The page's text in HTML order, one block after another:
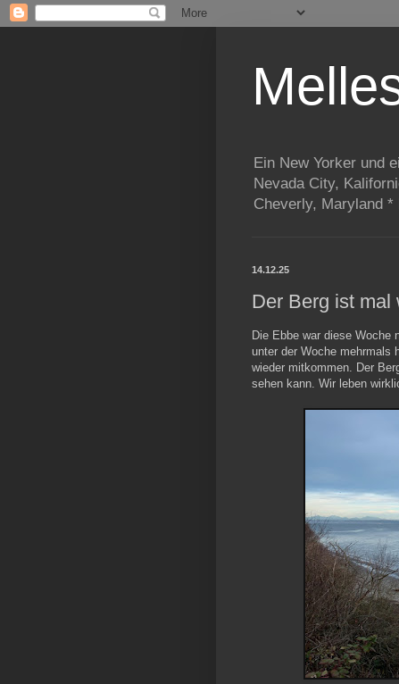
Ein New Yorker und
Nevada City,
Cheverly, Maryland *
14.12.25
Der Berg ist mal
Die Ebbe war diese Woche
unter der Woche mehrmals
wieder mitkommen. Der
sehen kann. Wir leben